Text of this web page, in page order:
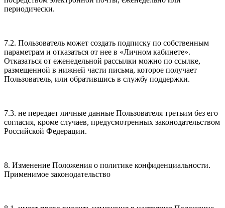
периодически.
7.2. Пользователь может создать подписку по собственным
параметрам и отказаться от нее в «Личном кабинете».
Отказаться от еженедельной рассылки можно по ссылке,
размещенной в нижней части письма, которое получает
Пользователь, или обратившись в службу поддержки.
7.3. не передает личные данные Пользователя третьим без его
согласия, кроме случаев, предусмотренных законодательством
Российской Федерации.
8. Изменение Положения о политике конфиденциальности.
Применимое законодательство